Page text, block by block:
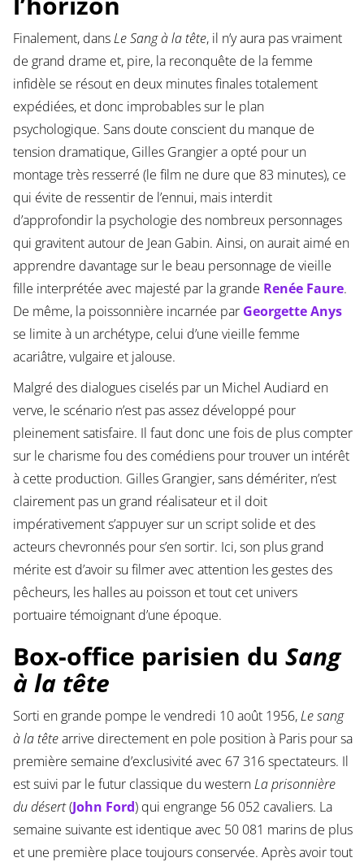
Finalement, dansLe Sang à la tête, il n’y aura pas vraiment
de grand drame et, pire, la reconquête de la femme
infidèle se résout en deux minutes finales totalement
expédiées, et donc improbables sur le plan
psychologique. Sans doute conscient du manque de
tension dramatique, Gilles Grangier a opté pour un
montage très resserré (le film ne dure que 83 minutes), ce
qui évite de ressentir de l’ennui, mais interdit
d’approfondir la psychologie des nombreux personnages
qui gravitent autour de Jean Gabin. Ainsi, on aurait aimé en
apprendre davantage sur le beau personnage de vieille
fille interprétée avec majesté par la grande Renée Faure.
De même, la poissonnière incarnée par Georgette Anys
se limite à un archétype, celui d’une vieille femme
acariâtre, vulgaire et jalouse.
Malgré des dialogues ciselés par un Michel Audiard en
verve, le scénario n’est pas assez développé pour
pleinement satisfaire. Il faut donc une fois de plus compter
sur le charisme fou des comédiens pour trouver un intérêt
à cette production. Gilles Grangier, sans démériter, n’est
clairement pas un grand réalisateur et il doit
impérativement s’appuyer sur un script solide et des
acteurs chevronnés pour s’en sortir. Ici, son plus grand
mérite est d’avoir su filmer avec attention les gestes des
pêcheurs, les halles au poisson et tout cet univers
portuaire témoignant d’une époque.
Box-office parisien du Sang
à la tête
Sorti en grande pompe le vendredi 10 août 1956,Le sang
à la têtearrive directement en pole position à Paris pour sa
première semaine d’exclusivité avec 67 316 spectateurs. Il
est suivi par le futur classique du westernLa prisonnière
du désert(John Ford) qui engrange 56 052 cavaliers. La
semaine suivante est identique avec 50 081 marins de plus
et une première place toujours conservée. Après avoir tout